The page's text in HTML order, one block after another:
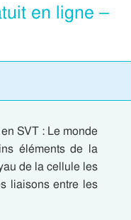
en ligne –
SVT : Le monde
éléments de la
de la cellule les
liaisons entre les